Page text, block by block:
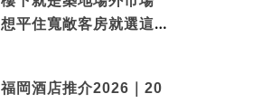
想平住寬敞客房就選這間
福岡酒店推介2026｜20